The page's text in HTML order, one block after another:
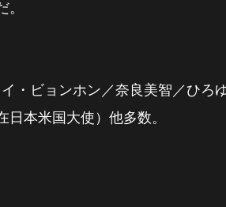
・ビョンホン／奈良美智／ひろ
本米国大使）他多数。